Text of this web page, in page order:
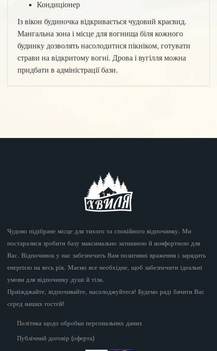
Кондиціонер
Із вікон будиночка відкривається чудовий краєвид.
Мангальна зона і місце для вогнища біля кожного
будинку дозволять насолодитися пікніком, готувати
страви на відкритому вогні. Дрова і вугілля можна
придбати в адміністрації бази.
Чудово підібране місце для тихого та спокійного відпочинку. Ми
постаралися зробити базу максимально затишною й комфортною для
Вас. Відпочинок у нас забезпечить Вам позитивні враження і зарядить
енергією на весь рік. Маємо все необхідне, щоб забезпечити ідеальні
умови для відпочинку душі й тіла.
Приїжджайте, відпочивайте, насолоджуйтеся! Будемо раді бачити Вас
серед наших гостей!
Політика щодо обробки персональних даних
Публічний договір (оферта)